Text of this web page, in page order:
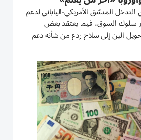
المنسّق الأمريكي-الياباني لدعم
سلوك السوق، فيما يعتقد بعض
الين إلى سلاح ردع من شأنه دعم
لليابان أن تدخلت في أسواق
الخطوة كانت أضخم من المعتاد؛ إذ